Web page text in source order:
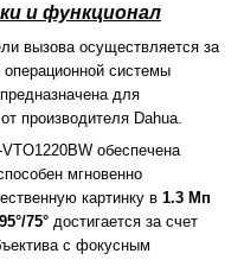
и функционал
вызова осуществляется за
операционной системы
для
от производителя Dahua.
обеспечена
мгновенно
картинку в 1.3 Мп
75° достигается за счет
с фокусным